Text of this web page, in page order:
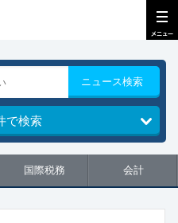
ニュース検索
で検索
国際税務 会計